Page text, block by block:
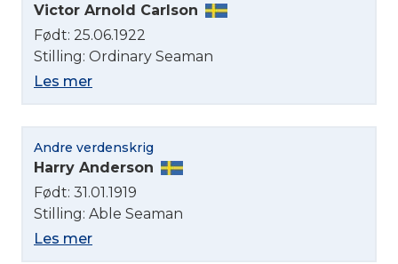
Victor Arnold Carlson
Født: 25.06.1922
Stilling: Ordinary Seaman
Les mer
Andre verdenskrig
Harry Anderson
Født: 31.01.1919
Stilling: Able Seaman
Les mer